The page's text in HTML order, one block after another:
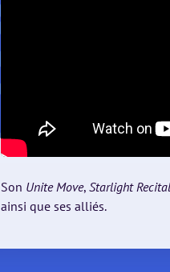
Son Unite Move, Starlight Recital
ainsi que ses alliés.